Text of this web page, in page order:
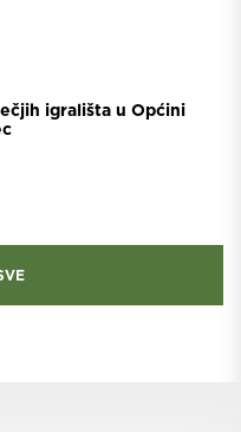
igrališta u Općini